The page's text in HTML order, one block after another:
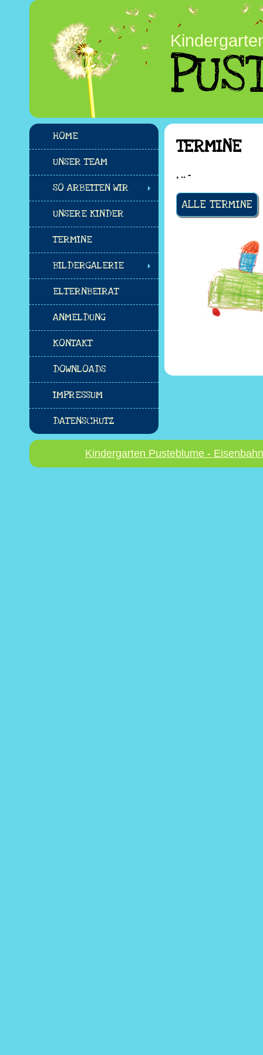
HOME
UNSER TEAM
SO ARBEITEN WIR
UNSERE KINDER
TERMINE
BILDERGALERIE
ELTERNBEIRAT
ANMELDUNG
KONTAKT
DOWNLOADS
IMPRESSUM
DATENSCHUTZ
TERMINE
, .. -
ALLE TERMINE
Kindergarten Pusteblume -